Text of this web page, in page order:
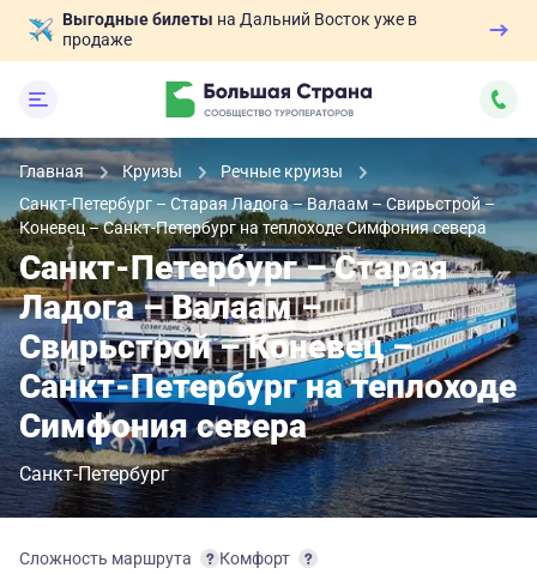
Выгодные билеты на Дальний Восток уже в
продаже
Главная Круизы
Речные круизы
Санкт-Петербург – Старая Ладога – Валаам – Свирьстрой –
Коневец – Санкт-Петербург на теплоходе Симфония севера
Санкт-Петербург – Старая
Ладога – Валаам –
Свирьстрой – Коневец –
Санкт-Петербург на теплоходе
Симфония севера
Санкт-Петербург
Сложность маршрута Комфорт